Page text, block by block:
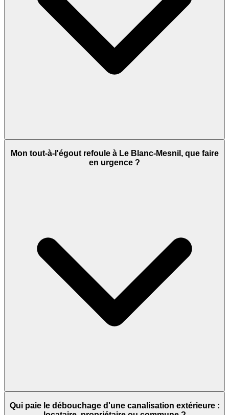
Mon tout-à-l'égout refoule à Le Blanc-Mesnil, que faire
en urgence ?
Qui paie le débouchage d'une canalisation extérieure :